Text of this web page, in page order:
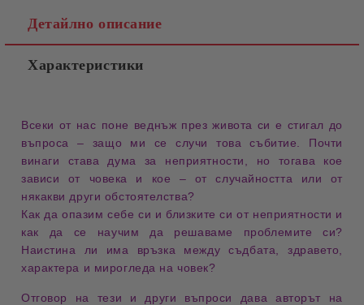
Детайлно описание
Характеристики
Всеки от нас поне веднъж през живота си е стигал до
въпроса – защо ми се случи това събитие . Почти
винаги става дума за неприятности
, но тогава кое
зависи от човека и кое – отслучайността или от
някакви други обстоятелства?
Как даопазим себе си и близките си от неприятности и
как да се научим да решаваме проблемите си?
Наистина ли има връзка междусъдбата здравето
характера и мирогледа на човек?
Отговор на тези и други въпроси дава авторът на